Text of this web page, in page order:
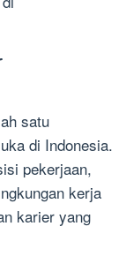
satu
di Indonesia.
pekerjaan,
kerja
karier yang